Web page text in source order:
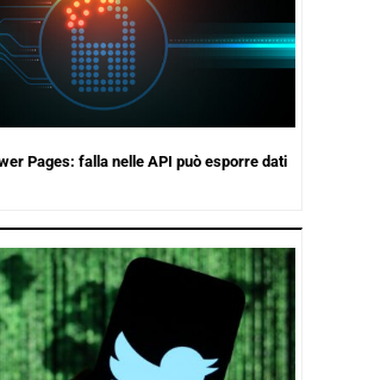
Pages: falla nelle API può esporre dati